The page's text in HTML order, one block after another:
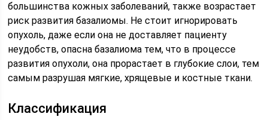
большинства кожных заболеваний, также возрастает
риск развития базалиомы. Не стоит игнорировать
опухоль, даже если она не доставляет пациенту
неудобств, опасна базалиома тем, что в процессе
развития опухоли, она прорастает в глубокие слои, тем
самым разрушая мягкие, хрящевые и костные ткани.
Классификация